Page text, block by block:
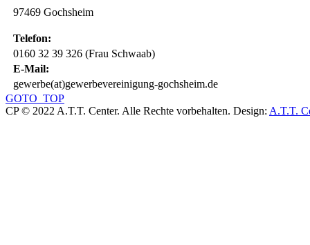
97469 Gochsheim
Telefon:
0160 32 39 326 (Frau Schwaab)
E-Mail:
gewerbe(at)gewerbevereinigung-gochsheim.de
GOTO_TOP
CP © 2022 A.T.T. Center. Alle Rechte vorbehalten. Design: A.T.T.